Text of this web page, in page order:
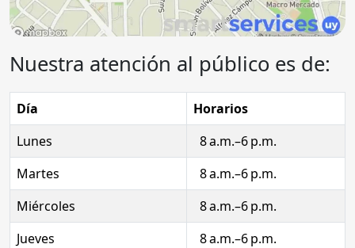
Nuestra atención al público es de:
Día
Horarios
Lunes
8 a.m.–6 p.m.
Martes
8 a.m.–6 p.m.
Miércoles
8 a.m.–6 p.m.
Jueves
8 a.m.–6 p.m.